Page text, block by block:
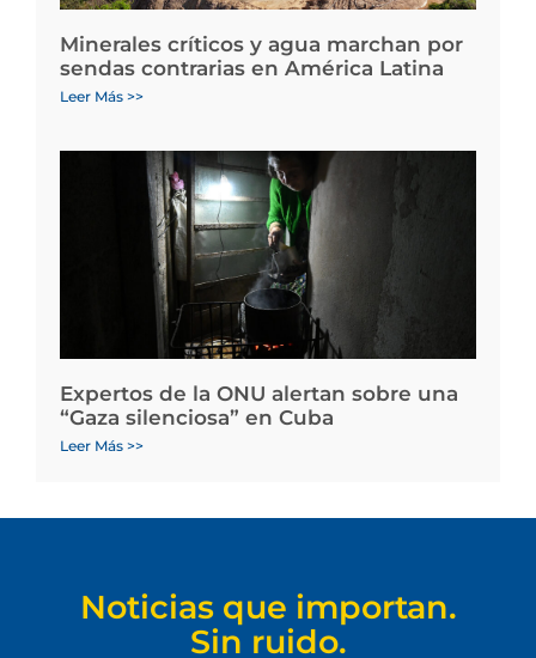
Minerales críticos y agua marchan por
sendas contrarias en América Latina
Leer Más >>
Expertos de la ONU alertan sobre una
“Gaza silenciosa” en Cuba
Leer Más >>
Noticias que importan.
Sin ruido.